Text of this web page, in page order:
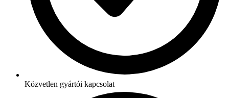
Közvetlen gyártói kapcsolat